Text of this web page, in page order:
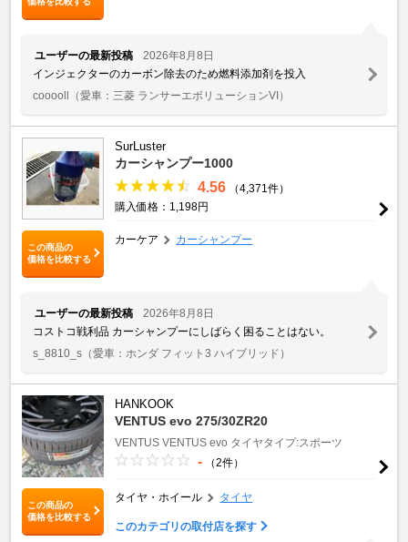
ユーザーの最新投稿
2026年8月8日
インジェクターのカーボン除去のため燃料添加剤を投入
cooooll （愛車：三菱 ランサーエボリューションVI）
この商品の
価格を比較する
SurLuster
カーシャンプー1000
4.56
（4,371件）
購入価格：1,198円
カーケア カーシャンプー
ユーザーの最新投稿
2026年8月8日
コストコ戦利品 カーシャンプーにしばらく困ることはない。
s_8810_s （愛車：ホンダ フィット3 ハイブリッド）
この商品の
価格を比較する
HANKOOK
VENTUS evo 275/30ZR20
VENTUS VENTUS evo タイヤタイプ:スポーツ
- （2件）
タイヤ・ホイール タイヤ
このカテゴリの取付店を探す